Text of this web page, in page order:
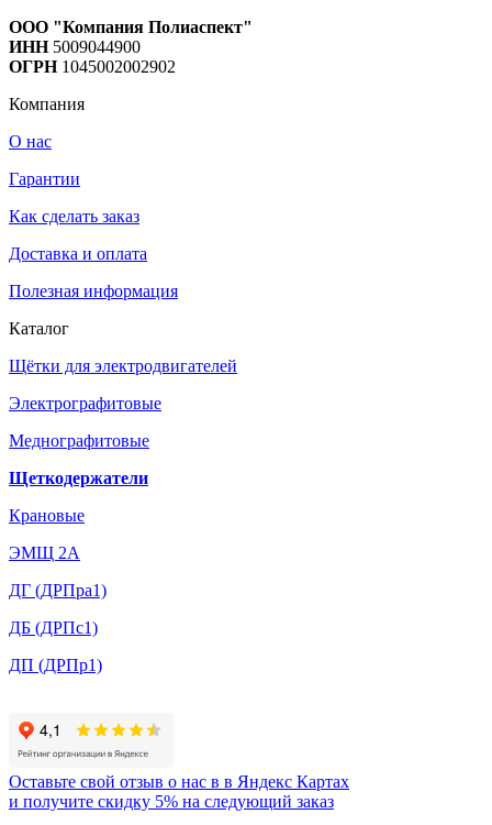
ООО "Компания Полиаспект"
ИНН5009044900
ОГРН 1045002002902
Компания
О нас
Гарантии
Как сделать заказ
Доставка и оплата
Полезная информация
Каталог
Щётки для электродвигателей
Электрографитовые
Меднографитовые
Щеткодержатели
Крановые
ЭМЩ 2А
ДГ (ДРПра1)
ДБ (ДРПс1)
ДП (ДРПр1)
Оставьте свой отзыв о нас в в Яндекс Картах
и получите скидку 5% на следующий заказ